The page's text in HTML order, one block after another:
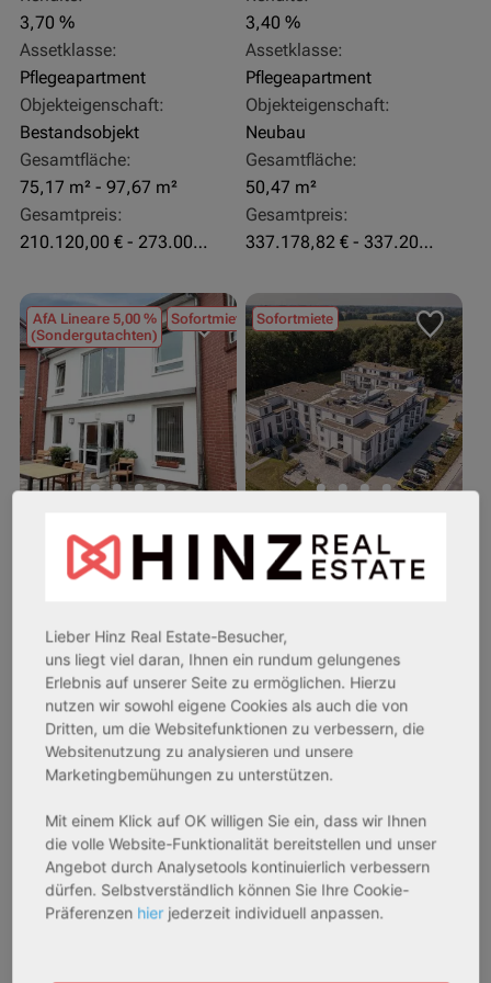
3,70 %
Assetklasse:
Pflegeapartment
Objekteigenschaft:
Bestandsobjekt
Gesamtfläche:
75,17 m² - 97,67 m²
Gesamtpreis:
210.120,00 € - 273.003,24 €
3,40 %
Assetklasse:
Pflegeapartment
Objekteigenschaft:
Neubau
Gesamtfläche:
50,47 m²
Gesamtpreis:
337.178,82 € - 337.207,06 €
AfA Lineare 5,00 %
(Sondergutachten)
Sofortmiete
26969 Butjadingen
Assetklasse:
Pflegeapartment
Objekteigenschaft:
Bestandsobjekt
Gesamtfläche:
41,59 m² - 62,15 m²
Gesamtpreis:
233.556,67 € - 349.016,67 €
Sofortmiete
33415 Verl
Assetklasse:
Pflegeapartment
Objekteigenschaft:
Bestandsobjekt
Gesamtfläche:
50,95 m² - 56,21 m²
Gesamtpreis:
324.754,29 € - 358.289,14 €
AfA Degressive 5,00 % Sofortmiete
Lieber Hinz Real Estate-Besucher,
uns liegt viel daran, Ihnen ein rundum gelungenes
Erlebnis auf unserer Seite zu ermöglichen. Hierzu
nutzen wir sowohl eigene Cookies als auch die von
Dritten, um die Websitefunktionen zu verbessern, die
Websitenutzung zu analysieren und unsere
Marketingbemühungen zu unterstützen.
Mit einem Klick auf OK willigen Sie ein, dass wir Ihnen
die volle Website-Funktionalität bereitstellen und unser
Angebot durch Analysetools kontinuierlich verbessern
dürfen. Selbstverständlich können Sie Ihre Cookie-
Präferenzen hier jederzeit individuell anpassen.